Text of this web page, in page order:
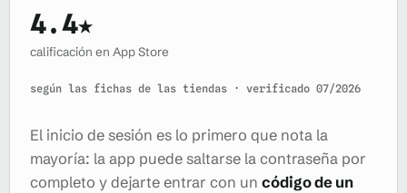
4.4★
calificación en App Store
según las fichas de las tiendas · verificado 07/2026
El inicio de sesión es lo primero que nota la
mayoría: la app puede saltarse la contraseña por
completo y dejarte entrar con un código de un